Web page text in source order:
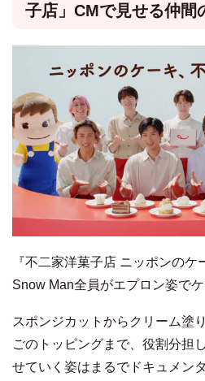
子店」CMで見せる仲間
『不二家洋菓子店 ニッポンのケ
Snow Man全員がエプロン姿で
スポンジカットからクリーム塗
ごのトッピングまで、役割分担
せていく姿はまるでドキュメンタ